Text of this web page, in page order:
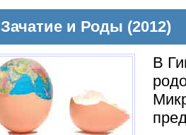
Зачатие и Роды (2012)
В